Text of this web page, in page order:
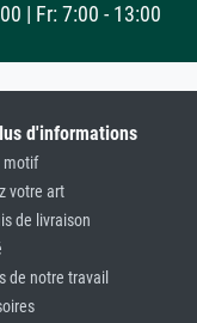
| Fr: 7:00 - 13:00
d'informations
motif
votre art
de livraison
de notre travail